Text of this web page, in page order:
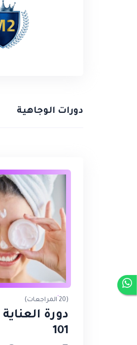
دورات الوجاهية
(20 المراجعات)
101